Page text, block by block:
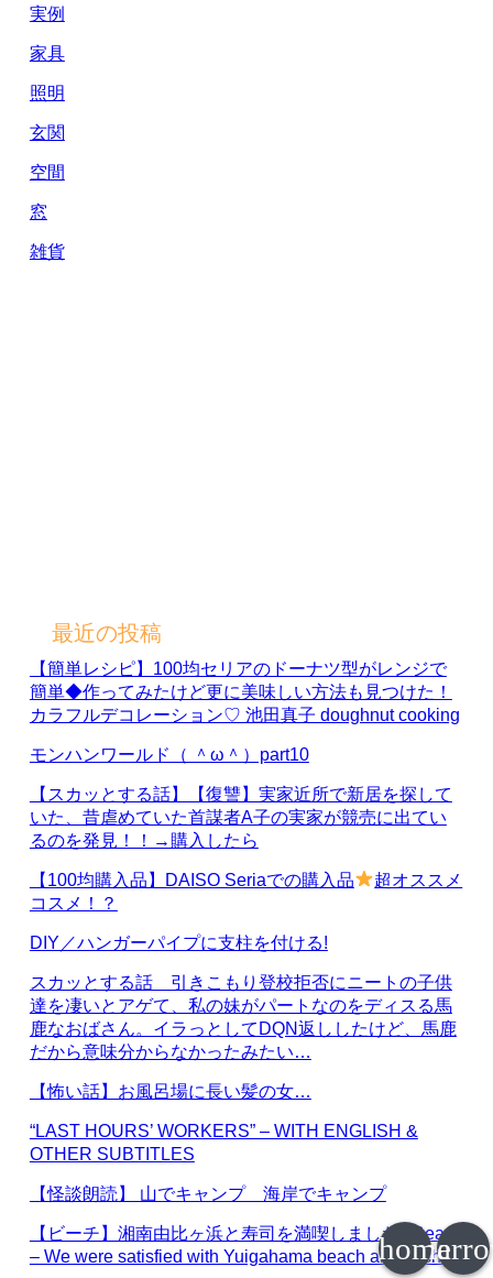
実例
家具
照明
玄関
空間
窓
雑貨
最近の投稿
【簡単レシピ】100均セリアのドーナツ型がレンジで
簡単◆作ってみたけど更に美味しい方法も見つけた！
カラフルデコレーション♡ 池田真子 doughnut cooking
モンハンワールド（ ＾ω＾）part10
【スカッとする話】【復讐】実家近所で新居を探して
いた、昔虐めていた首謀者A子の実家が競売に出てい
るのを発見！！→購入したら
【100均購入品】DAISO Seriaでの購入品
超オススメ
コスメ！？
DIY／ハンガーパイプに支柱を付ける!
スカッとする話 引きこもり登校拒否にニートの子供
達を凄いとアゲて、私の妹がパートなのをディスる馬
鹿なおばさん。イラっとしてDQN返ししたけど、馬鹿
だから意味分からなかったみたい…
【怖い話】お風呂場に長い髪の女…
“LAST HOURS’ WORKERS” – WITH ENGLISH &
OTHER SUBTITLES
【怪談朗読】 山でキャンプ 海岸でキャンプ
【ビーチ】湘南由比ヶ浜と寿司を満喫しました / Beach
– We were satisfied with Yuigahama beach and sushi
home